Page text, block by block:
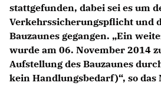
stattgefunden, dabei sei es um
Verkehrssicherungspflicht und
Bauzaunes gegangen. „Ein
wurde am 06. November 2014
Aufstellung des Bauzaunes
kein Handlungsbedarf)“, so